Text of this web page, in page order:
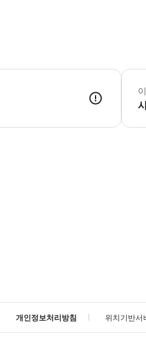
▶ 영업
▶ 준
개인정보처리방침 위치기반서